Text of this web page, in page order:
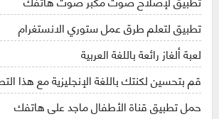
تطبيق لتعلم طرق عمل ستوري الانستغرام
لعبة ألغاز رائعة باللغة العربية
قم بتحسين لكنتك باللغة الإنجليزية مع هذا
حمل تطبيق قناة الأطفال ماجد على هاتفك